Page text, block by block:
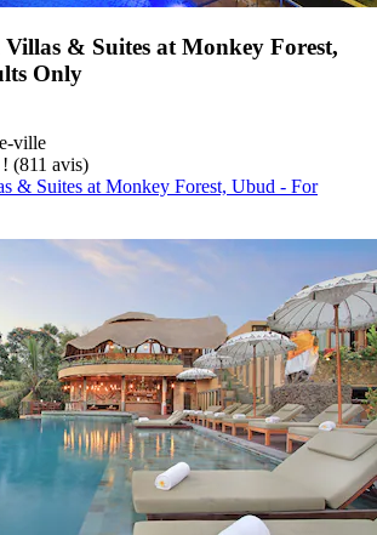
& Suites at Monkey Forest,
Only
ville
(811 avis)
& Suites at Monkey Forest, Ubud - For